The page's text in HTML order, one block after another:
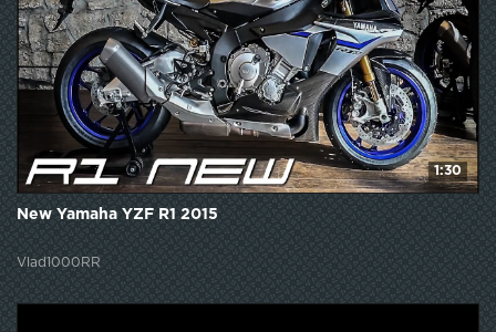
1:30
New Yamaha YZF R1 2015
Vlad1000RR